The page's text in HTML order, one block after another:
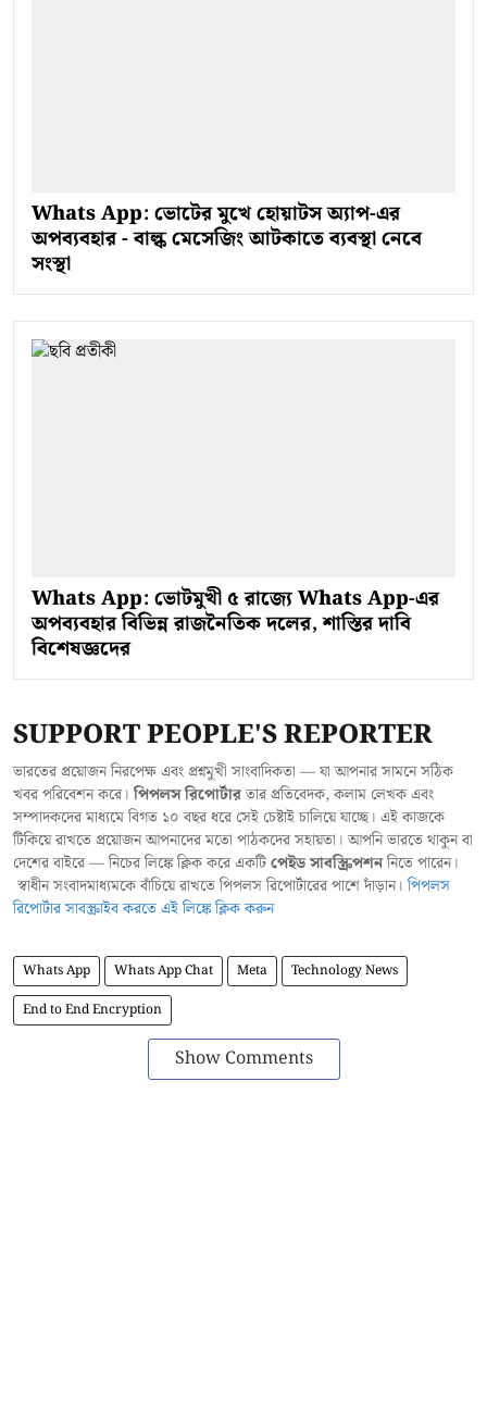
Whats App: ভোটের মুখে হোয়াটস অ্যাপ-এর
অপব্যবহার - বাল্ক মেসেজিং আটকাতে ব্যবস্থা নেবে
সংস্থা
Whats App: ভোটমুখী ৫ রাজ্যে Whats App-এর
অপব্যবহার বিভিন্ন রাজনৈতিক দলের, শাস্তির দাবি
বিশেষজ্ঞদের
SUPPORT PEOPLE'S REPORTER
ভারতের প্রয়োজন নিরপেক্ষ এবং প্রশ্নমুখী সাংবাদিকতা — যা আপনার সামনে সঠিক
খবর পরিবেশন করে।পিপলস রিপোর্টারতার প্রতিবেদক, কলাম লেখক এবং
সম্পাদকদের মাধ্যমে বিগত ১০ বছর ধরে সেই চেষ্টাই চালিয়ে যাচ্ছে। এই কাজকে
টিকিয়ে রাখতে প্রয়োজন আপনাদের মতো পাঠকদের সহায়তা। আপনি ভারতে থাকুন বা
দেশের বাইরে — নিচের লিঙ্কে ক্লিক করে একটিপেইড সাবস্ক্রিপশননিতে পারেন।
স্বাধীন সংবাদমাধ্যমকে বাঁচিয়ে রাখতে পিপলস রিপোর্টারের পাশে দাঁড়ান।পিপলস
রিপোর্টার সাবস্ক্রাইব করতে এই লিঙ্কে ক্লিক করুন
Whats App Whats App Chat Meta
Technology News
End to End Encryption
Show Comments